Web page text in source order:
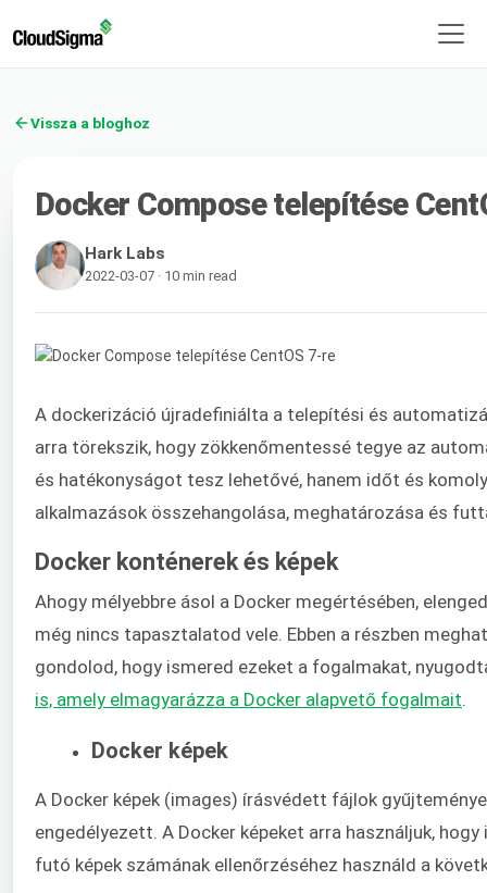
Vissza a bloghoz
Docker Compose telepítése
Hark Labs
2022-03-07 · 10 min read
A dockerizáció újradefiniálta a telepítési és
arra törekszik, hogy zökkenőmentessé tegye az
és hatékonyságot tesz lehetővé, hanem időt és
alkalmazások összehangolása, meghatározása és
Docker konténerek és képek
Ahogy mélyebbre ásol a Docker megértésében,
még nincs tapasztalatod vele. Ebben a részben
gondolod, hogy ismered ezeket a fogalmakat,
is, amely elmagyarázza a Docker alapvető fogalmait.
Docker képek
A Docker képek (images) írásvédett fájlok
engedélyezett. A Docker képeket arra használjuk,
futó képek számának ellenőrzéséhez használd a